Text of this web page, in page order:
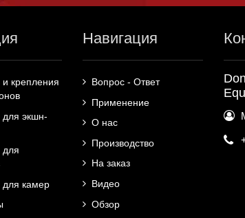
крепления
для экшн-
для
для камер
Навигация
Вопрос - Ответ
Применение
О нас
Производство
На заказ
Видео
Обзор